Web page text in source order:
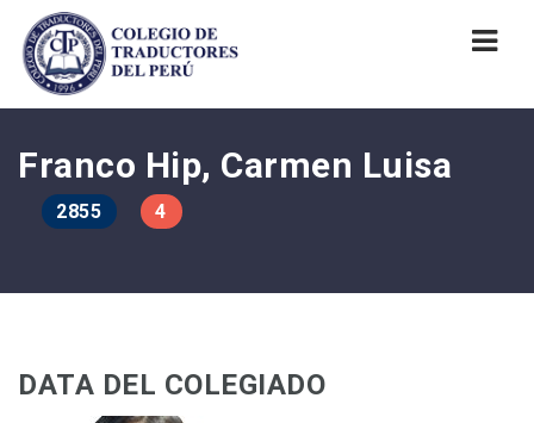
Franco Hip, Carmen Luisa
2855 4
DATA DEL COLEGIADO